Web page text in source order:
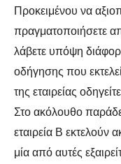
Προκειμένου να
πραγματοποιήσετε
λάβετε υπόψη
οδήγησης που
της εταιρείας
Στο ακόλουθο
εταιρεία Β εκτελούν
μία από αυτές